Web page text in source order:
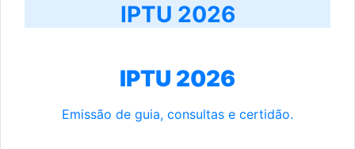
IPTU 2026
IPTU 2026
Emissão de guia, consultas e certidão.